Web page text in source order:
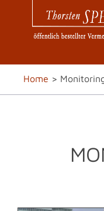
springen
Home >